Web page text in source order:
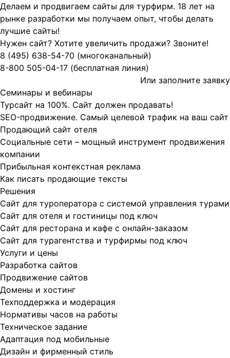
Делаем и продвигаем сайты для турфирм. 18 лет на
рынке разработки мы получаем опыт, чтобы делать
лучшие сайты!
Нужен сайт? Хотите увеличить продажи? Звоните!
8 (495) 638-54-70 (многоканальный)
8-800 505-04-17 (бесплатная линия)
Или заполните заявку
Семинары и вебинары
Турсайт на 100%. Сайт должен продавать!
SEO-продвижение. Самый целевой трафик на ваш сайт
Продающий сайт отеля
Социальные сети – мощный инструмент продвижения
компании
Прибыльная контекстная реклама
Как писать продающие тексты
Решения
Сайт для туроператора с системой управления турами
Сайт для отеля и гостиницы под ключ
Сайт для ресторана и кафе с онлайн-заказом
Сайт для турагентства и турфирмы под ключ
Услуги и цены
Разработка сайтов
Продвижение сайтов
Домены и хостинг
Техподдержка и модерация
Нормативы часов на работы
Техническое задание
Адаптация под мобильные
Дизайн и фирменный стиль